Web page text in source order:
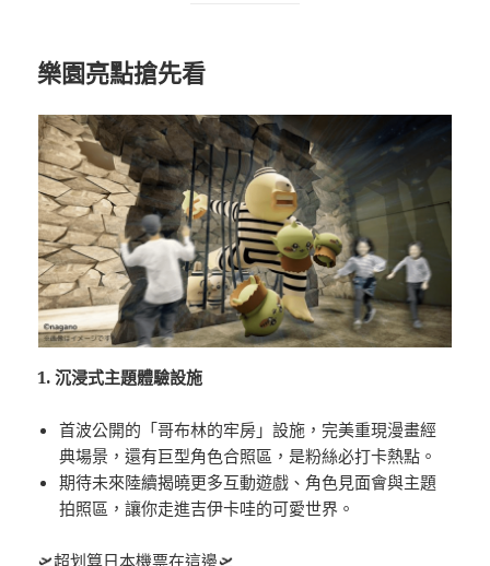
樂園亮點搶先看
1. 沉浸式主題體驗設施
首波公開的「哥布林的牢房」設施，完美重現漫畫經
典場景，還有巨型角色合照區，是粉絲必打卡熱點。
期待未來陸續揭曉更多互動遊戲、角色見面會與主題
拍照區，讓你走進吉伊卡哇的可愛世界。
🛫超划算日本機票在這邊🛫